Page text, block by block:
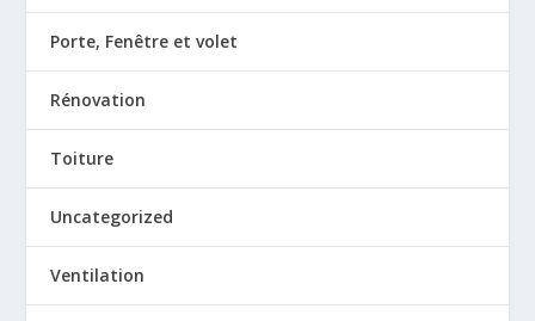
Porte, Fenêtre et volet
Rénovation
Toiture
Uncategorized
Ventilation